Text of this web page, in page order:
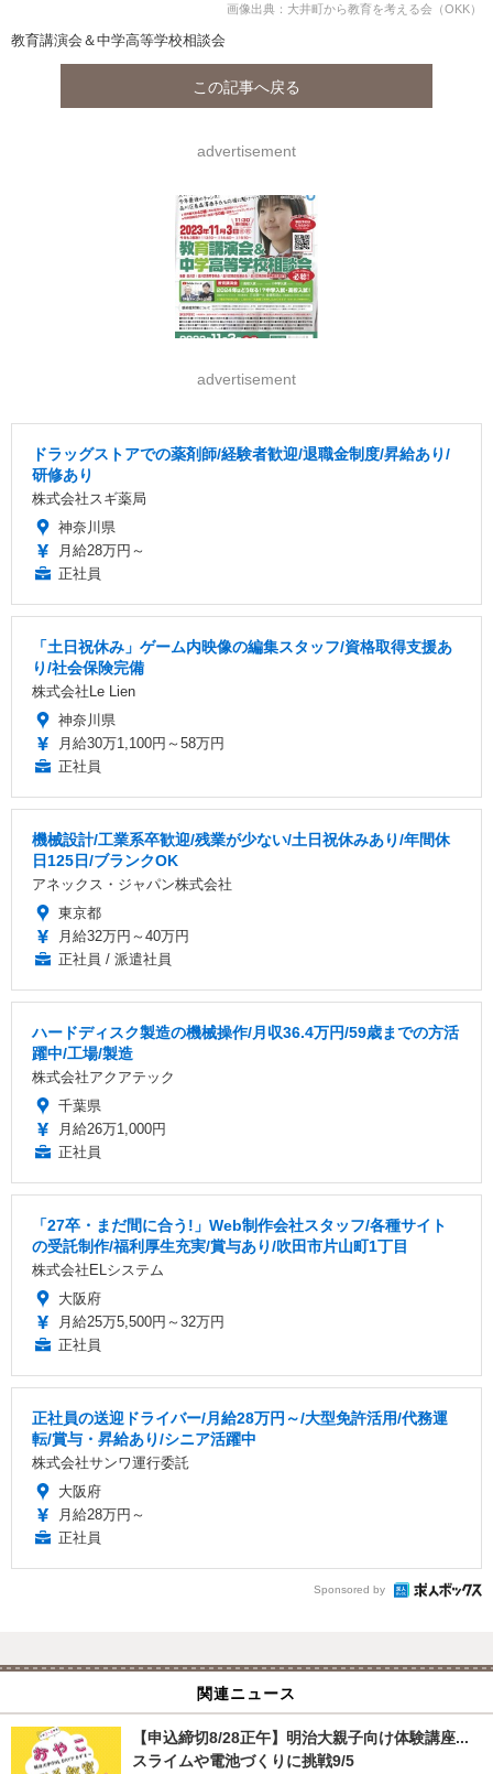
画像出典：大井町から教育を考える会（OKK）
教育講演会＆中学高等学校相談会
この記事へ戻る
advertisement
advertisement
ドラッグストアでの薬剤師/経験者歓迎/退職金制度/昇給あり/
研修あり
株式会社スギ薬局
神奈川県
月給28万円～
正社員
「土日祝休み」ゲーム内映像の編集スタッフ/資格取得支援あ
り/社会保険完備
株式会社Le Lien
神奈川県
月給30万1,100円～58万円
正社員
機械設計/工業系卒歓迎/残業が少ない/土日祝休みあり/年間休
日125日/ブランクOK
アネックス・ジャパン株式会社
東京都
月給32万円～40万円
正社員 / 派遣社員
ハードディスク製造の機械操作/月収36.4万円/59歳までの方活
躍中/工場/製造
株式会社アクアテック
千葉県
月給26万1,000円
正社員
「27卒・まだ間に合う!」Web制作会社スタッフ/各種サイト
の受託制作/福利厚生充実/賞与あり/吹田市片山町1丁目
株式会社ELシステム
大阪府
月給25万5,500円～32万円
正社員
正社員の送迎ドライバー/月給28万円～/大型免許活用/代務運
転/賞与・昇給あり/シニア活躍中
株式会社サンワ運行委託
大阪府
月給28万円～
正社員
Sponsored by
関連ニュース
【申込締切8/28正午】明治大親子向け体験講座...
スライムや電池づくりに挑戦9/5